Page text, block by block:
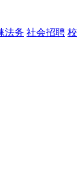
法务 社会招聘 校